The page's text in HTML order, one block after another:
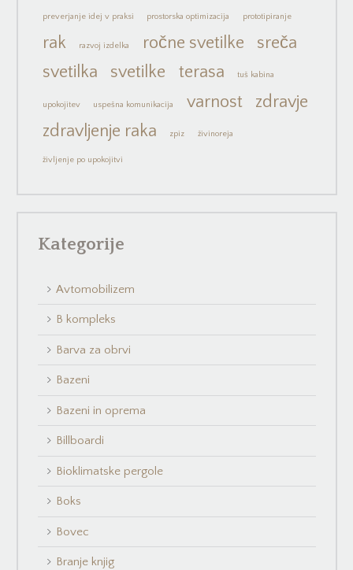
preverjanje idej v praksi prostorska optimizacija prototipiranje
rak razvoj izdelka ročne svetilke
sreča
svetilka
svetilke terasa tuš kabina
upokojitev uspešna komunikacija varnost
zdravje
zdravljenje raka
zpiz živinoreja
življenje po upokojitvi
Kategorije
Avtomobilizem
B kompleks
Barva za obrvi
Bazeni
Bazeni in oprema
Billboardi
Bioklimatske pergole
Boks
Bovec
Branje knjig